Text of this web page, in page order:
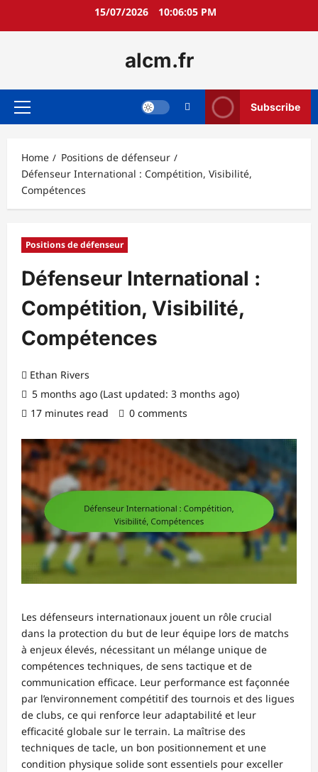
15/07/2026 10:06:06 PM
alcm.fr
Primary
Subscribe
Home
Positions de défenseur
Défenseur International : Compétition, Visibilité,
Compétences
Positions de défenseur
Défenseur International :
Compétition, Visibilité,
Compétences
Ethan Rivers
5 months ago (Last updated: 3 months ago)
17 minutes read
0 comments
Les défenseurs internationaux jouent un rôle crucial
dans la protection du but de leur équipe lors de matchs
à enjeux élevés, nécessitant un mélange unique de
compétences techniques, de sens tactique et de
communication efficace. Leur performance est façonnée
par l’environnement compétitif des tournois et des ligues
de clubs, ce qui renforce leur adaptabilité et leur
efficacité globale sur le terrain. La maîtrise des
techniques de tacle, un bon positionnement et une
condition physique solide sont essentiels pour exceller